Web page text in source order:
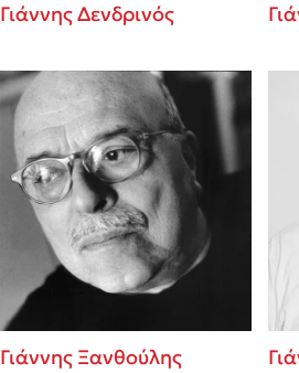
Γιάννης Δενδρινός
Γιάννης Ξανθούλης